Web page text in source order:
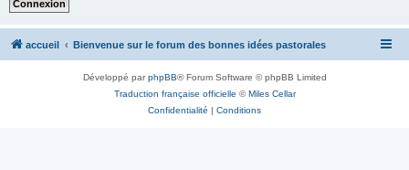
accueil Bienvenue sur le forum des bonnes idées pastorales
Développé parphpBB® Forum Software © phpBB Limited
Traduction française officielle ©Miles Cellar
Confidentialité | Conditions